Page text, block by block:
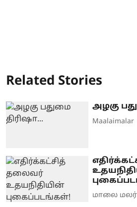
Related Stories
அழகு
Maalaimalar
மாலை மலர்